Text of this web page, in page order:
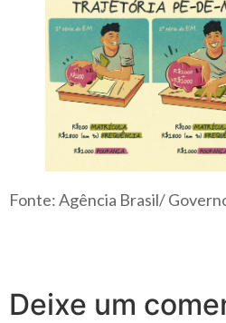
Fonte: Agência Brasil/
Deixe um